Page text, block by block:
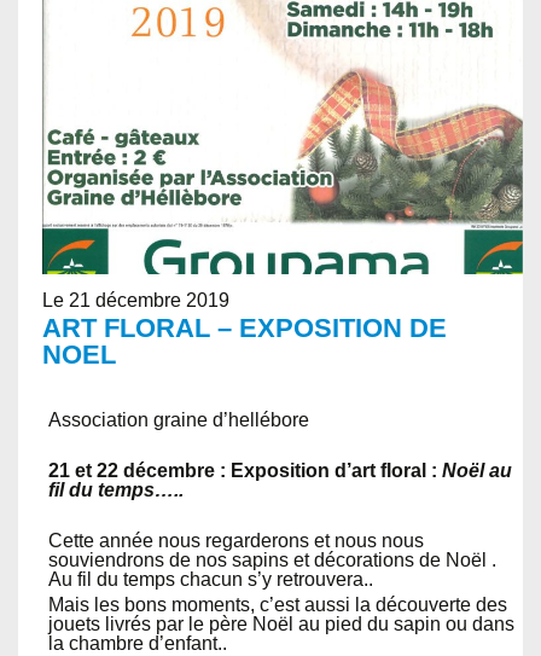
Le 21 décembre 2019
ART FLORAL – EXPOSITION DE
NOEL
Association graine d’hellébore
21 et 22 décembre : Exposition d’art floral : Noël au
fil du temps…..
Cette année nous regarderons et nous nous
souviendrons de nos sapins et décorations de Noël .
Au fil du temps chacun s’y retrouvera..
Mais les bons moments, c’est aussi la découverte des
jouets livrés par le père Noël au pied du sapin ou dans
la chambre d’enfant..